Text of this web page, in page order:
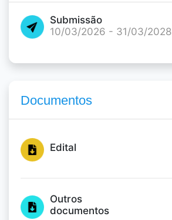
Submissão
10/03/2026 - 31/03/2028
Documentos
Edital
Outros
documentos